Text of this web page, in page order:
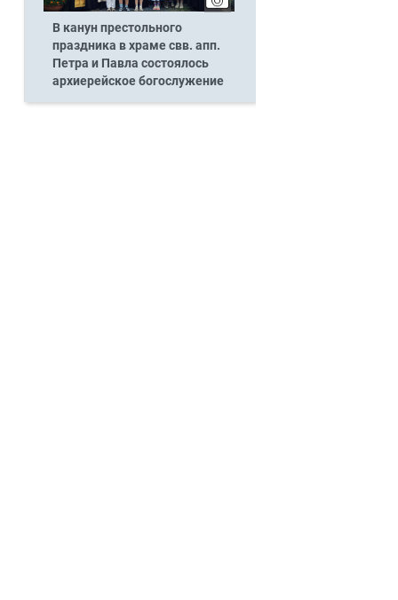
В канун престольного
праздника в храме свв. апп.
Петра и Павла состоялось
архиерейское богослужение